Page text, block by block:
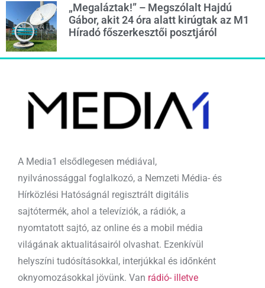
„Megaláztak!” – Megszólalt Hajdú
Gábor, akit 24 óra alatt kirúgtak az M1
Híradó főszerkesztői posztjáról
A Media1 elsődlegesen médiával,
nyilvánossággal foglalkozó, a Nemzeti Média- és
Hírközlési Hatóságnál regisztrált digitális
sajtótermék, ahol a televíziók, a rádiók, a
nyomtatott sajtó, az online és a mobil média
világának aktualitásairól olvashat. Ezenkívül
helyszíni tudósításokkal, interjúkkal és időnként
oknyomozásokkal jövünk. Van rádió- illetve